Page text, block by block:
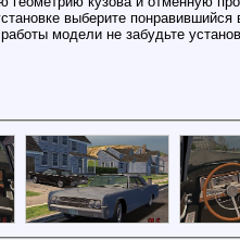
выберите понравившийся
модели не забудьте